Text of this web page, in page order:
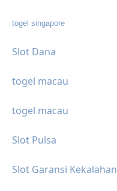
togel singapore
Slot Dana
togel macau
togel macau
Slot Pulsa
Slot Garansi Kekalahan